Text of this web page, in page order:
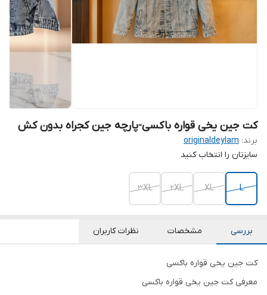
کت جین یخی قواره باکسی-پارچه جین کجراه بدون کش
برند: originaldeylam
سایزتان را انتخاب کنید
L
XL
2XL
3XL
بررسی مشخصات نظرات کاربران
کت جین یخی قواره باکسی
معرفی کت جین یخی قواره باکسی